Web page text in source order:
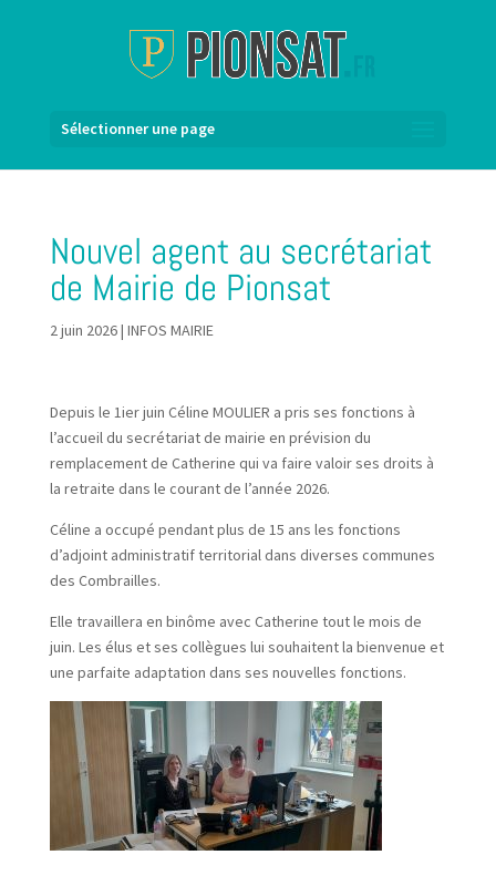
Sélectionner une page
Nouvel agent au secrétariat
de Mairie de Pionsat
2 juin 2026| INFOS MAIRIE
Depuis le 1ier juin Céline MOULIER a pris ses fonctions à
l’accueil du secrétariat de mairie en prévision du
remplacement de Catherine qui va faire valoir ses droits à
la retraite dans le courant de l’année 2026.
Céline a occupé pendant plus de 15 ans les fonctions
d’adjoint administratif territorial dans diverses communes
des Combrailles.
Elle travaillera en binôme avec Catherine tout le mois de
juin. Les élus et ses collègues lui souhaitent la bienvenue et
une parfaite adaptation dans ses nouvelles fonctions.